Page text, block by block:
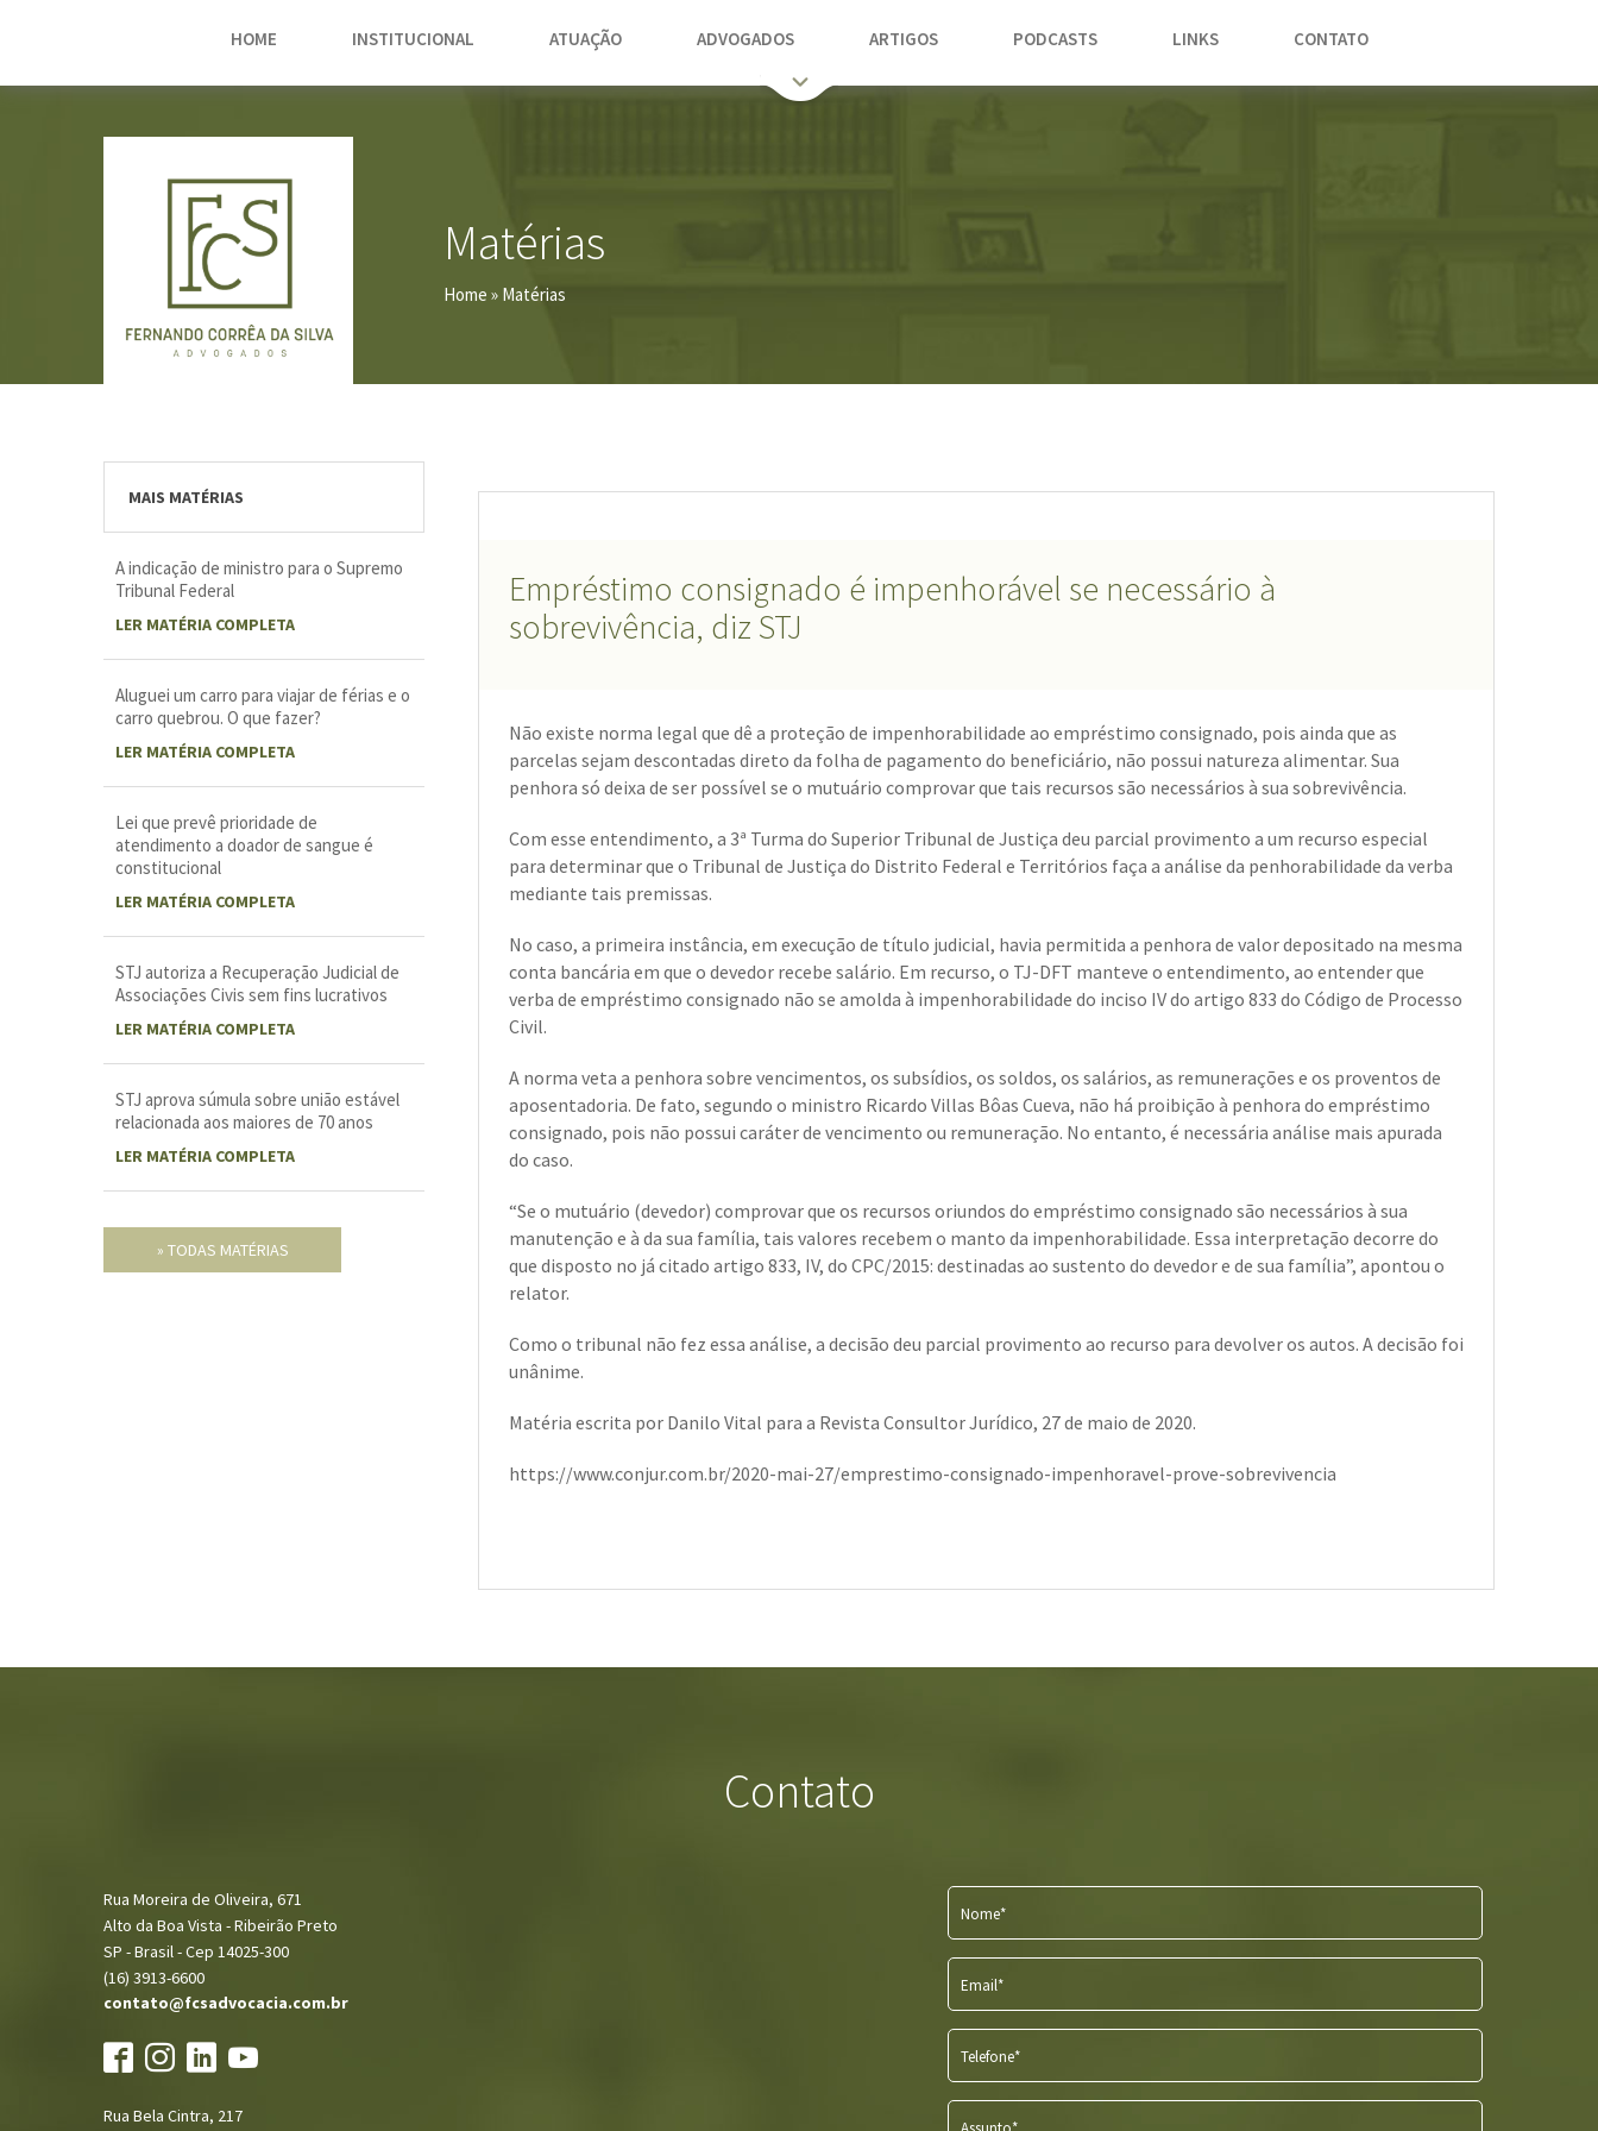
HOME INSTITUCIONAL ATUAÇÃO ADVOGADOS ARTIGOS PODCASTS LINKS CONTATO
Matérias
Home » Matérias
MAIS MATÉRIAS
A indicação de ministro para o Supremo
Tribunal Federal
LER MATÉRIA COMPLETA
Aluguei um carro para viajar de férias e o
carro quebrou. O que fazer?
LER MATÉRIA COMPLETA
Lei que prevê prioridade de
atendimento a doador de sangue é
constitucional
LER MATÉRIA COMPLETA
STJ autoriza a Recuperação Judicial de
Associações Civis sem fins lucrativos
LER MATÉRIA COMPLETA
STJ aprova súmula sobre união estável
relacionada aos maiores de 70 anos
LER MATÉRIA COMPLETA
» TODAS MATÉRIAS
Empréstimo consignado é impenhorável se necessário à
sobrevivência, diz STJ
Não existe norma legal que dê a proteção de impenhorabilidade ao empréstimo consignado, pois ainda que as
parcelas sejam descontadas direto da folha de pagamento do beneficiário, não possui natureza alimentar. Sua
penhora só deixa de ser possível se o mutuário comprovar que tais recursos são necessários à sua sobrevivência.
Com esse entendimento, a 3ª Turma do Superior Tribunal de Justiça deu parcial provimento a um recurso especial
para determinar que o Tribunal de Justiça do Distrito Federal e Territórios faça a análise da penhorabilidade da verba
mediante tais premissas.
No caso, a primeira instância, em execução de título judicial, havia permitida a penhora de valor depositado na mesma
conta bancária em que o devedor recebe salário. Em recurso, o TJ-DFT manteve o entendimento, ao entender que
verba de empréstimo consignado não se amolda à impenhorabilidade do inciso IV do artigo 833 do Código de Processo
Civil.
A norma veta a penhora sobre vencimentos, os subsídios, os soldos, os salários, as remunerações e os proventos de
aposentadoria. De fato, segundo o ministro Ricardo Villas Bôas Cueva, não há proibição à penhora do empréstimo
consignado, pois não possui caráter de vencimento ou remuneração. No entanto, é necessária análise mais apurada
do caso.
“Se o mutuário (devedor) comprovar que os recursos oriundos do empréstimo consignado são necessários à sua
manutenção e à da sua família, tais valores recebem o manto da impenhorabilidade. Essa interpretação decorre do
que disposto no já citado artigo 833, IV, do CPC/2015: destinadas ao sustento do devedor e de sua família”, apontou o
relator.
Como o tribunal não fez essa análise, a decisão deu parcial provimento ao recurso para devolver os autos. A decisão foi
unânime.
Matéria escrita por Danilo Vital para a Revista Consultor Jurídico, 27 de maio de 2020.
https://www.conjur.com.br/2020-mai-27/emprestimo-consignado-impenhoravel-prove-sobrevivencia
Contato
Rua Moreira de Oliveira, 671
Alto da Boa Vista - Ribeirão Preto
SP - Brasil - Cep 14025-300
(16) 3913-6600
contato@fcsadvocacia.com.br
Rua Bela Cintra, 217
Nome*
Email*
Telefone*